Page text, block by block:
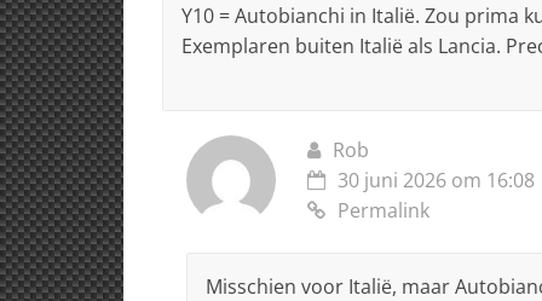
Y10 = Autobianchi in Italië. Zou prima
Exemplaren buiten Italië als Lancia.
Rob
30 juni 2026 om 16:08
Permalink
Misschien voor Italië, maar